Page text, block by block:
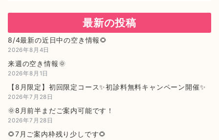
最新の投稿
8/4最新の近日中の空き情報🌻
2026年8月4日
来週の空き情報🌞
2026年8月1日
【8月限定】初回限定コース✨初診料無料キャンペーン開催✨
2026年7月28日
🌞8月前半まだご案内可能です！
2026年7月28日
🌻7月ご案内枠残り少しです🌻